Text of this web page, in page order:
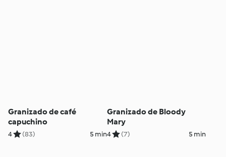
Granizado de café
capuchino
4 (83) 5 min
Granizado de Bloody
Mary
4 (7) 5 min